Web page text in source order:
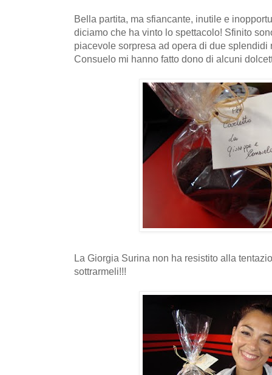
Bella partita, ma sfiancante, inutile e
diciamo che ha vinto lo spettacolo! Sfinito
piacevole sorpresa ad opera di due
Consuelo mi hanno fatto dono di alcuni
La Giorgia Surina non ha resistito alla
sottrarmeli!!!